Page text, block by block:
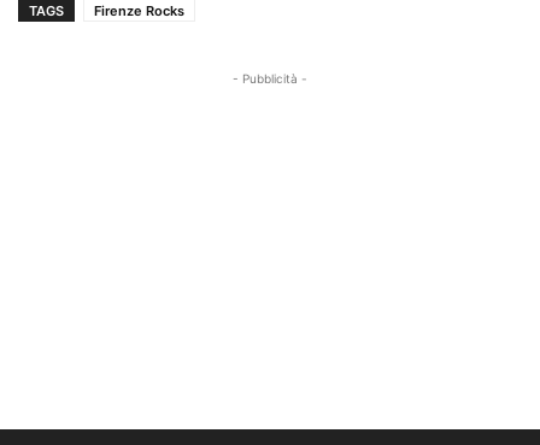
TAGS Firenze Rocks
- Pubblicità -